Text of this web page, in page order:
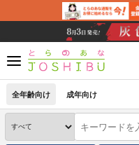
全年齢向け 成年向け